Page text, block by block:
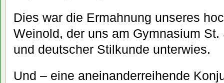
Dies war die Ermahnung unseres
Weinold, der uns am Gymnasium
und deutscher Stilkunde unterwies.
Und – eine aneinanderreihende